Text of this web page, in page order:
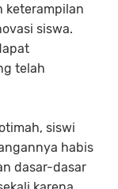
keterampilan
siswa.
telah
siswi
habis
dasar-dasar